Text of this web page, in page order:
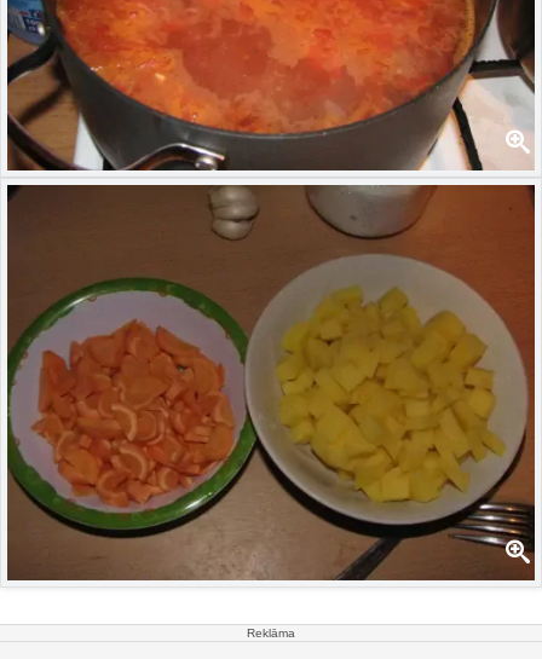
Reklāma